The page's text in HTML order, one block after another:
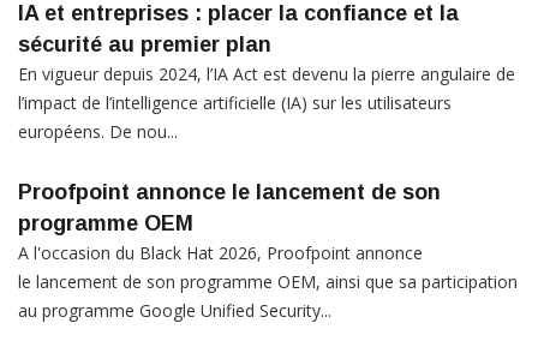
IA et entreprises : placer la confiance et la
sécurité au premier plan
En vigueur depuis 2024, l’IA Act est devenu la pierre angulaire de
l’impact de l’intelligence artificielle (IA) sur les utilisateurs
européens. De nou...
Proofpoint annonce le lancement de son
programme OEM
A l'occasion du Black Hat 2026, Proofpoint annonce
le lancement de son programme OEM, ainsi que sa participation
au programme Google Unified Security...